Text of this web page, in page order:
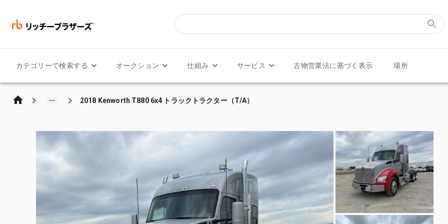
カテゴリーで検索する オークション 仕組み サービス 古物営業法に基づく表示 場所
2018 Kenworth T880 6x4 トラックトラクター（T/A）